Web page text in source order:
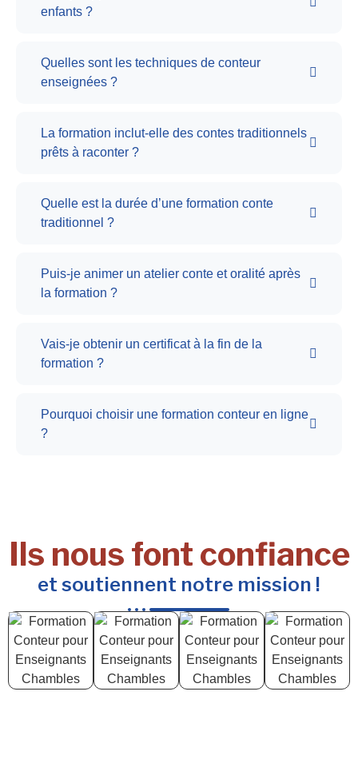
enfants ?
Quelles sont les techniques de conteur
enseignées ?
La formation inclut-elle des contes traditionnels
prêts à raconter ?
Quelle est la durée d’une formation conte
traditionnel ?
Puis-je animer un atelier conte et oralité après
la formation ?
Vais-je obtenir un certificat à la fin de la
formation ?
Pourquoi choisir une formation conteur en ligne
?
Ils nous font confiance
et soutiennent notre mission !